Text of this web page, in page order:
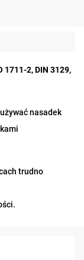
1711-2, DIN 3129,
nasadek
trudno